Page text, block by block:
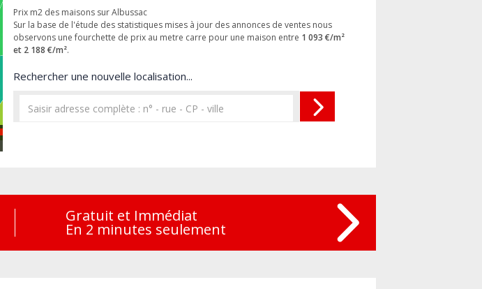
Prix m2 des maisons sur Albussac
Sur la base de l'étude des statistiques mises à jour des annonces de ventes nous
observons une fourchette de prix au metre carre pour une maison entre 1 093 €/m²
et 2 188 €/m².
Rechercher une nouvelle localisation...
Gratuit et Immédiat
En 2 minutes seulement